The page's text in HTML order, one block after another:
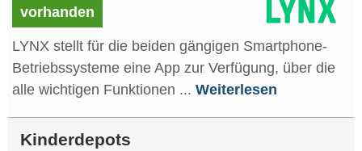
vorhanden
LYNX stellt für die beiden gängigen Smartphone-
Betriebssysteme eine App zur Verfügung, über die
alle wichtigen Funktionen ... Weiterlesen
Kinderdepots